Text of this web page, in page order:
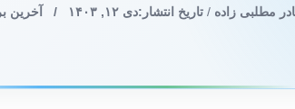
مطلبی زاده / تاریخ انتشار:دی ۱۲, ۱۴۰۳ / آخرین